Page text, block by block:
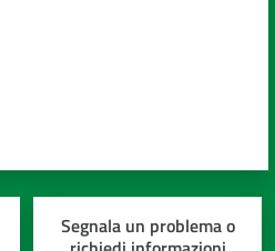
Segnala un problema o